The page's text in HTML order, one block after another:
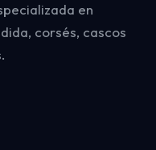
en
corsés, cascos